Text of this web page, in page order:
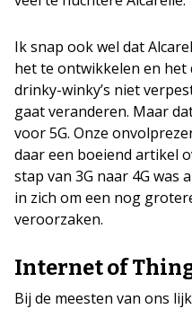
Ik snap ook wel dat
het te ontwikkelen en het
drinky-winky’s niet
gaat veranderen. Maar
voor 5G. Onze
daar een boeiend artikel
stap van 3G naar 4G was
in zich om een nog
veroorzaken.
Internet of
Bij de meesten van ons